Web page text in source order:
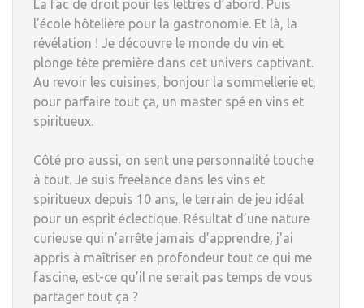
La fac de droit pour les lettres d’abord. Puis
l’école hôtelière pour la gastronomie. Et là, la
révélation ! Je découvre le monde du vin et
plonge tête première dans cet univers captivant.
Au revoir les cuisines, bonjour la sommellerie et,
pour parfaire tout ça, un master spé en vins et
spiritueux.
Côté pro aussi, on sent une personnalité touche
à tout. Je suis freelance dans les vins et
spiritueux depuis 10 ans, le terrain de jeu idéal
pour un esprit éclectique. Résultat d’une nature
curieuse qui n’arrête jamais d’apprendre, j'ai
appris à maîtriser en profondeur tout ce qui me
fascine, est-ce qu’il ne serait pas temps de vous
partager tout ça ?